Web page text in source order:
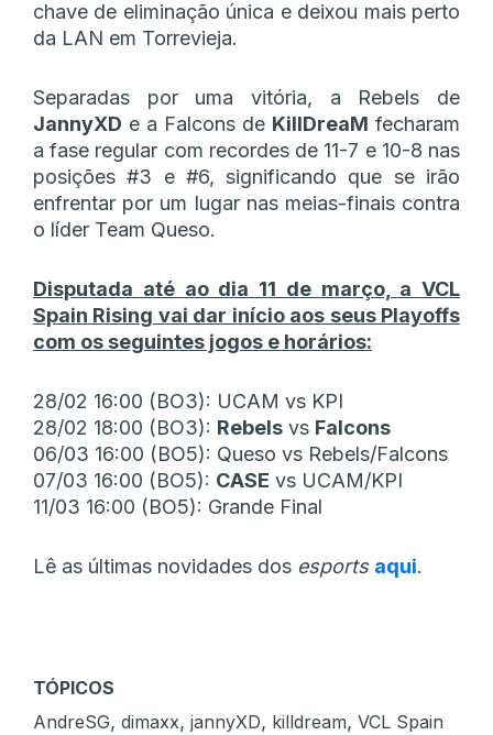
chave de eliminação única e deixou mais perto
da LAN em Torrevieja.
Separadas por uma vitória, a Rebels de
JannyXD e a Falcons de KillDreaM fecharam
a fase regular com recordes de 11-7 e 10-8 nas
posições #3 e #6, significando que se irão
enfrentar por um lugar nas meias-finais contra
o líder Team Queso.
Disputada até ao dia 11 de março, a VCL
Spain Rising vai dar início aos seus Playoffs
com os seguintes jogos e horários:
28/02 16:00 (BO3): UCAM vs KPI
28/02 18:00 (BO3): Rebels vs Falcons
06/03 16:00 (BO5): Queso vs Rebels/Falcons
07/03 16:00 (BO5): CASE vs UCAM/KPI
11/03 16:00 (BO5): Grande Final
Lê as últimas novidades dos esports aqui.
TÓPICOS
AndreSG, dimaxx, jannyXD, killdream, VCL Spain